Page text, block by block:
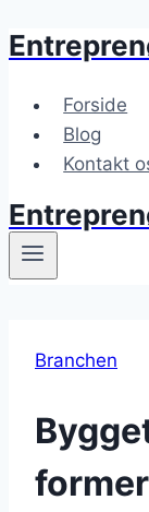
Fortsæt
indholdForside
Blog
Kontakt
Branchen